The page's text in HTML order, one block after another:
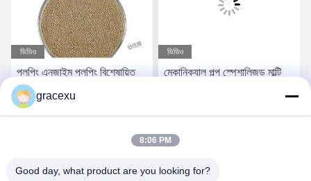
ভিডিও
পলপিং এনজাইম পলপিং বিশেষায়িত
এনজাইম কাগজ তৈরি পলপিং
ভিডিও
মেকানিক্যাল পল্প স্পেশালিজড মাল্টি
gracexu
8:06 PM
Good day, what product are you looking for?